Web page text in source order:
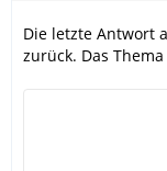
Die letzte Antwort
zurück. Das